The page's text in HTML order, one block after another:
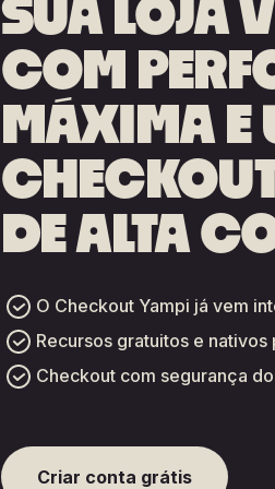
SUA LOJA
COM
MÁXIMA E
DE ALTA
O Checkout Yampi já vem
Recursos gratuitos e
Checkout com segurança
Criar conta grátis